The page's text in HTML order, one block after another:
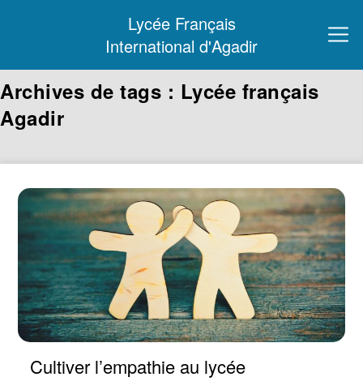
Lycée Français
International d'Agadir
Archives de tags : Lycée français
Agadir
Cultiver l’empathie au lycée